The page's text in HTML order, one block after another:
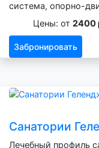
система, опорно-
Цены: от 2400
Забронировать
Санатории
Лечебный профиль